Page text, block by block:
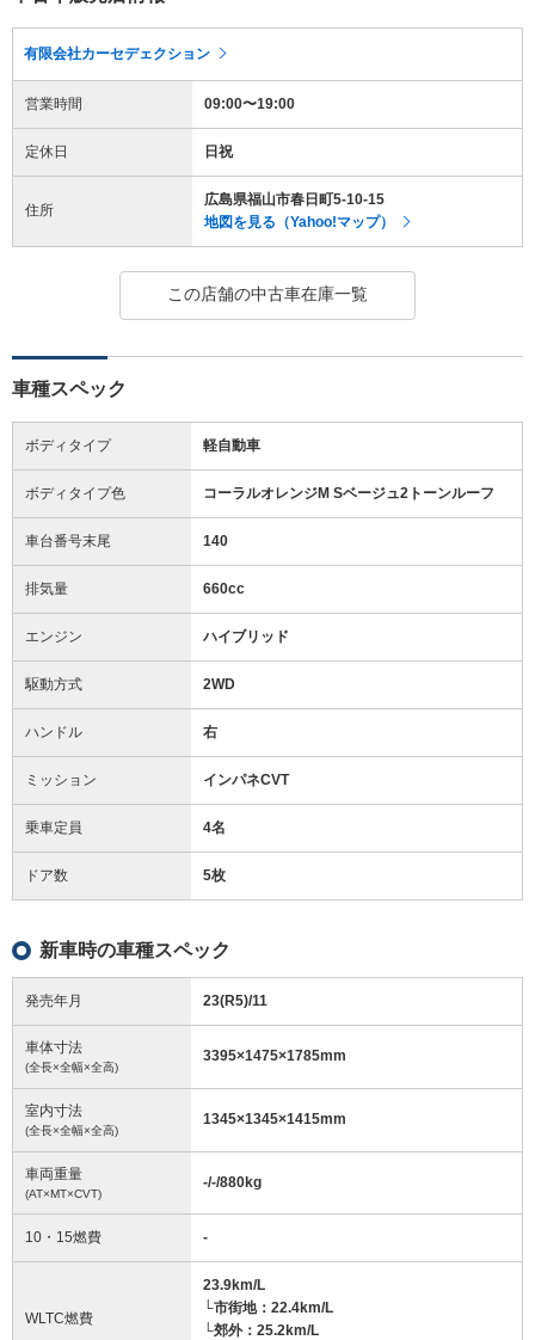
有限会社カーセデェクション
営業時間 09:00〜19:00
定休日 日祝
住所
広島県福山市春日町5-10-15
地図を見る（Yahoo!マップ）
この店舗の中古車在庫一覧
車種スペック
ボディタイプ 軽自動車
ボディタイプ色 コーラルオレンジM Sベージュ2トーンルーフ
車台番号末尾 140
排気量 660cc
エンジン ハイブリッド
駆動方式 2WD
ハンドル 右
ミッション インパネCVT
乗車定員 4名
ドア数 5枚
新車時の車種スペック
発売年月 23(R5)/11
車体寸法
(全長×全幅×全高)
3395×1475×1785mm
室内寸法
(全長×全幅×全高)
1345×1345×1415mm
車両重量
(AT×MT×CVT)
-/-/880kg
10・15燃費 -
WLTC燃費
23.9km/L
└市街地：22.4km/L
└郊外：25.2km/L